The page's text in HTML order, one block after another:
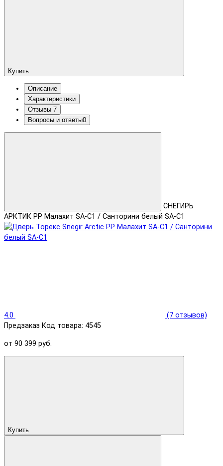
Купить
Описание
Характеристики
Отзывы 7
Вопросы и ответы0
СНЕГИРЬ
АРКТИК PP Малахит SA-C1 / Санторини белый SA-C1
4.0
(7 отзывов)
Предзаказ Код товара: 4545
от 90 399 руб.
Купить